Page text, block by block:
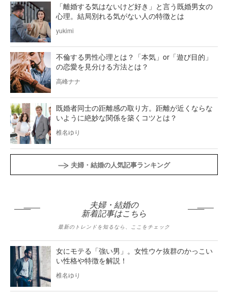
「離婚する気はないけど好き」と言う既婚男女の
心理。結局別れる気がない人の特徴とは
yukimi
不倫する男性心理とは？「本気」or「遊び目的」
の恋愛を見分ける方法とは？
高峰ナナ
既婚者同士の距離感の取り方。距離が近くならな
いように絶妙な関係を築くコツとは？
椎名ゆり
夫婦・結婚の人気記事ランキング
夫婦・結婚の
新着記事はこちら
最新のトレンドを知るなら、ここをチェック
女にモテる「強い男」。女性ウケ抜群のかっこい
い性格や特徴を解説！
椎名ゆり